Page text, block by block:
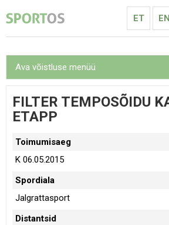
ET EN
Ava võistluse menüü
FILTER TEMPOSÕIDU
ETAPP
Toimumisaeg
K 06.05.2015
Spordiala
Jalgrattasport
Distantsid